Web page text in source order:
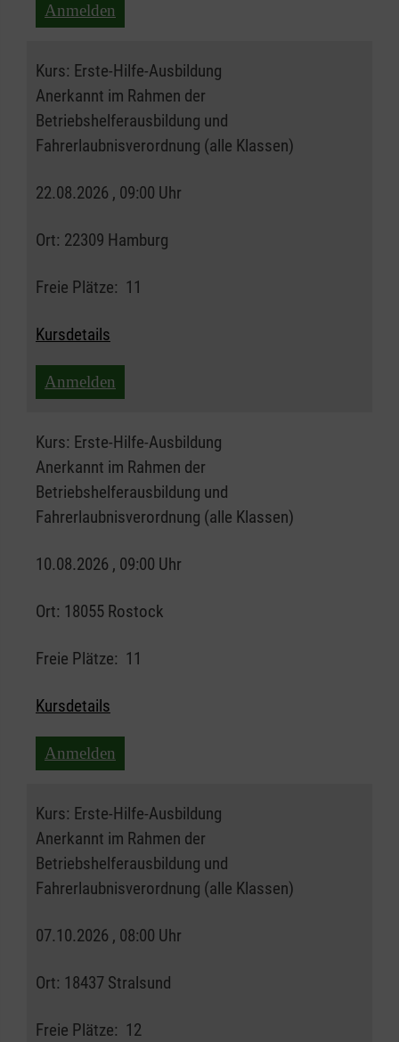
Anmelden
Kurs: Erste-Hilfe-Ausbildung
Anerkannt im Rahmen der
Betriebshelferausbildung und
Fahrerlaubnisverordnung (alle Klassen)
22.08.2026 , 09:00 Uhr
Ort: 22309 Hamburg
Freie Plätze: 11
Kursdetails
Anmelden
Kurs: Erste-Hilfe-Ausbildung
Anerkannt im Rahmen der
Betriebshelferausbildung und
Fahrerlaubnisverordnung (alle Klassen)
10.08.2026 , 09:00 Uhr
Ort: 18055 Rostock
Freie Plätze: 11
Kursdetails
Anmelden
Kurs: Erste-Hilfe-Ausbildung
Anerkannt im Rahmen der
Betriebshelferausbildung und
Fahrerlaubnisverordnung (alle Klassen)
07.10.2026 , 08:00 Uhr
Ort: 18437 Stralsund
Freie Plätze: 12